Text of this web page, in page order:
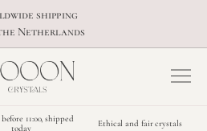
shipping
Netherlands
11:00, shipped
today
Ethical and fair crystals